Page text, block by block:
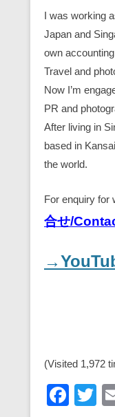
I was working
Japan and
own
Travel and
Now I’m
PR and
After living in
based in
the world.
For enquiry for
合せ/
(Visited 1,972
F
T